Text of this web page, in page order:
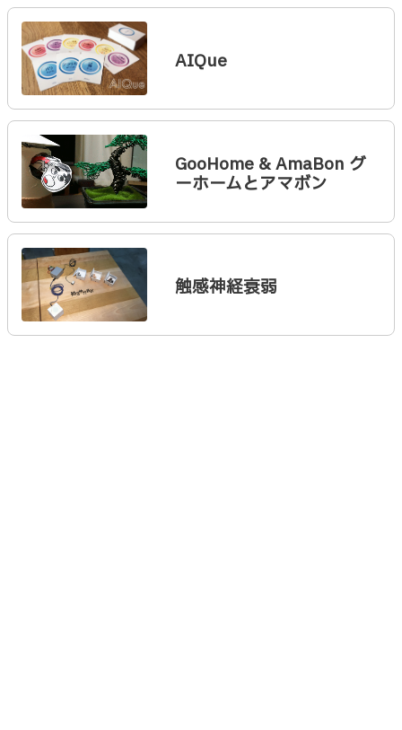
AIQue
GooHome & AmaBon グ
ーホームとアマボン
触感神経衰弱